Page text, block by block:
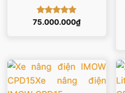
Được xếp
75.000.000₫